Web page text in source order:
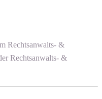
Rechtsanwalts- &
Rechtsanwalts- &